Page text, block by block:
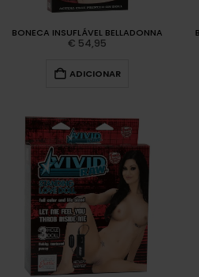
BONECA INSUFLÁVEL BELLADONNA
€ 54,95
ADICIONAR